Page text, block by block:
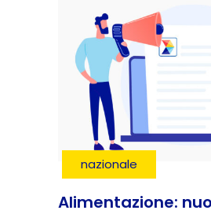
nazionale
Alimentazione: